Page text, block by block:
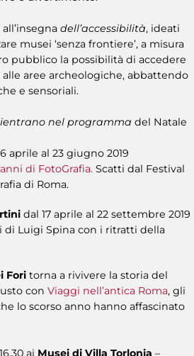
all’insegna dell’accessibilità, ideati
musei ‘senza frontiere’, a misura
pubblico la possibilità di accedere
aree archeologiche, abbattendo
e sensoriali.
nel programma del Natale
aprile al 23 giugno 2019
di FotoGrafia. Scatti dal Festival
di Roma.
dal 17 aprile al 22 settembre 2019
di Luigi Spina con i ritratti della
Fori torna a rivivere la storia del
con Viaggi nell’antica Roma, gli
lo scorso anno hanno affascinato